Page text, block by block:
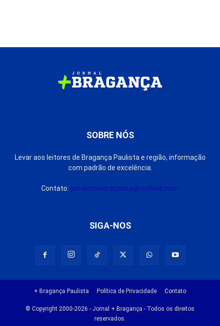
SOBRE NÓS
Levar aos leitores de Bragança Paulista e região, informação
com padrão de excelência.
Contato: jornalmaisbraganca@outlook.com
SIGA-NOS
+ Bragança Paulista Política de Privacidade Contato
© Copyright 2000-2026 - Jornal + Bragança - Todos os direitos
reservados.